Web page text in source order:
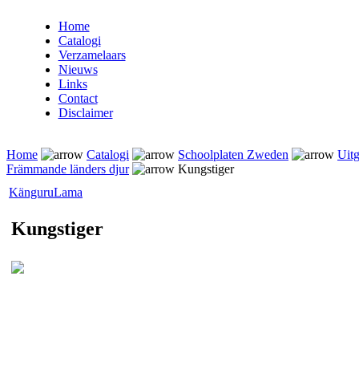
Home
Catalogi
Verzamelaars
Nieuws
Links
Contact
Disclaimer
Home Catalogi Schoolplaten Zweden
Främmande länders djur
Kungstiger
KänguruLama
Kungstiger